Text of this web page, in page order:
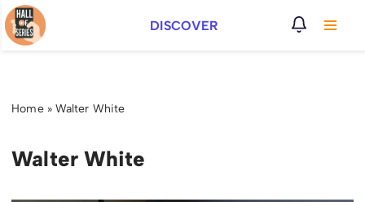
Vai
DISCOVER
Home» Walter White
Walter White